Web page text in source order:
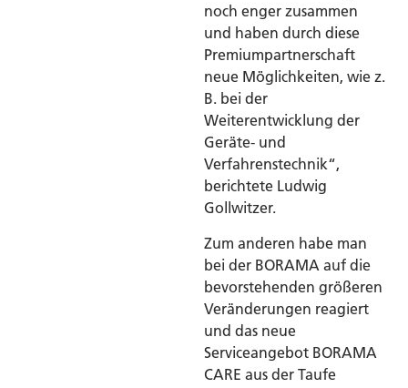
noch enger zusammen
und haben durch diese
Premiumpartnerschaft
neue Möglichkeiten, wie z.
B. bei der
Weiterentwicklung der
Geräte- und
Verfahrenstechnik“,
berichtete Ludwig
Gollwitzer.
Zum anderen habe man
bei der BORAMA auf die
bevorstehenden größeren
Veränderungen reagiert
und das neue
Serviceangebot BORAMA
CARE aus der Taufe